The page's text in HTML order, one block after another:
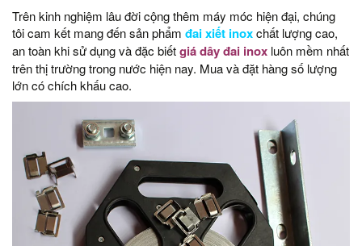
Trên kinh nghiệm lâu đời cộng thêm máy móc hiện đại, chúng
tôi cam kết mang đến sản phẩm đai xiết inoxchất lượng cao,
an toàn khi sử dụng và đặc biếtgiá dây đai inox luôn mềm nhất
trên thị trường trong nước hiện nay. Mua và đặt hàng số lượng
lớn có chích khấu cao.